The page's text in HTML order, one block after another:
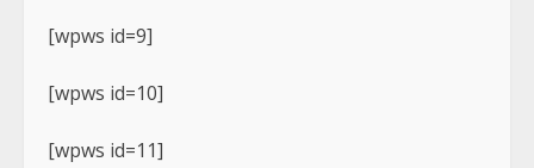
[wpws id=9]
[wpws id=10]
[wpws id=11]